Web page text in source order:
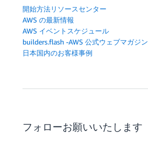
開始方法リソースセンター
AWS の最新情報
AWS イベントスケジュール
builders.flash -AWS 公式ウェブマガジン
日本国内のお客様事例
フォローお願いいたします